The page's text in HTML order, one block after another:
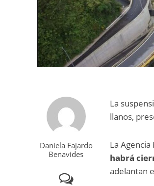
Daniela Fajardo
Benavides
La
llanos,
La
habrá
adelantan